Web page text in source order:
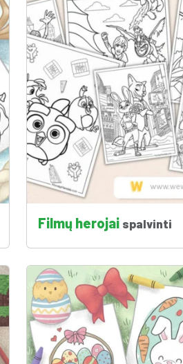
Filmų herojai spalvinti